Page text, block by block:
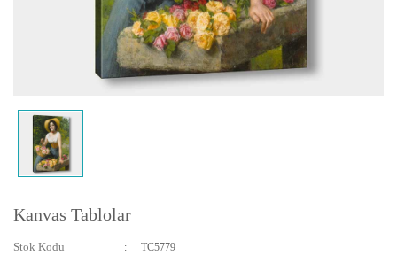
Kanvas Tablolar
Stok Kodu TC5779
Yatay ve Dikey Kanvas Tablolar
Bebek ve Çocuk Odası Tabloları